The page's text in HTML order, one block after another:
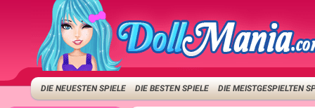
DIE NEUESTEN SPIELE DIE BESTEN SPIELE DIE MEISTGESPIELTEN